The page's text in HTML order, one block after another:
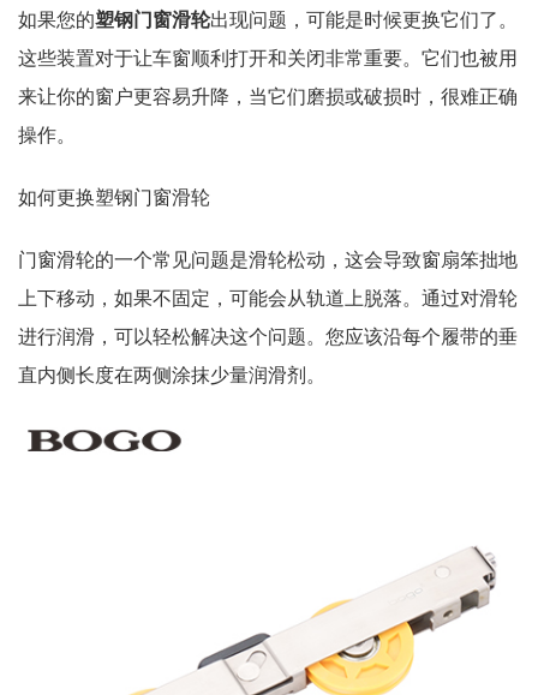
如果您的塑钢门窗滑轮出现问题，可能是时候更换它们了。
这些装置对于让车窗顺利打开和关闭非常重要。它们也被用
来让你的窗户更容易升降，当它们磨损或破损时，很难正确
操作。
如何更换塑钢门窗滑轮
门窗滑轮的一个常见问题是滑轮松动，这会导致窗扇笨拙地
上下移动，如果不固定，可能会从轨道上脱落。通过对滑轮
进行润滑，可以轻松解决这个问题。您应该沿每个履带的垂
直内侧长度在两侧涂抹少量润滑剂。